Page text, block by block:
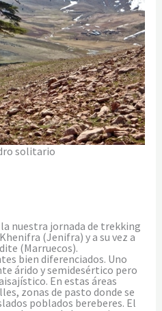
solitario
nuestra jornada de trekking
(Jenifra) y a su vez a
(Marruecos).
bien diferenciados. Uno
árido y semidesértico pero
En estas áreas
zonas de pasto donde se
poblados bereberes. El